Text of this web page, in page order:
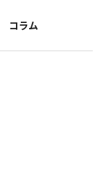
コラム
インタビュー